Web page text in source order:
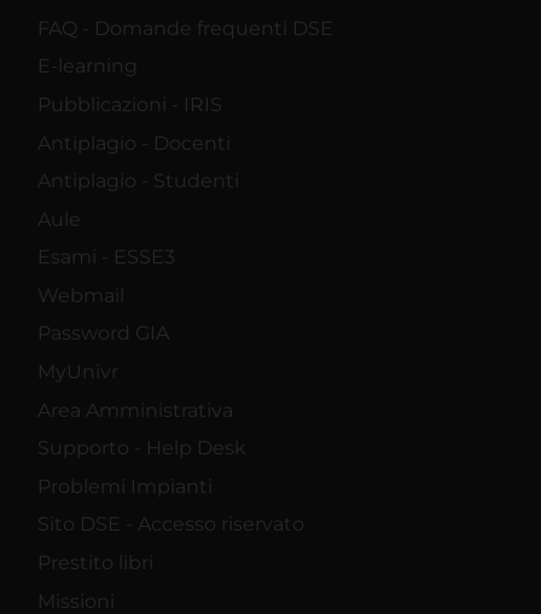
FAQ - Domande frequenti DSE
E-learning
Pubblicazioni - IRIS
Antiplagio - Docenti
Antiplagio - Studenti
Aule
Esami - ESSE3
Webmail
Password GIA
MyUnivr
Area Amministrativa
Supporto - Help Desk
Problemi Impianti
Sito DSE - Accesso riservato
Prestito libri
Missioni